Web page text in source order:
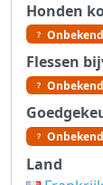
Honden
Onbekend
Flessen
Onbekend
Onbekend
Land